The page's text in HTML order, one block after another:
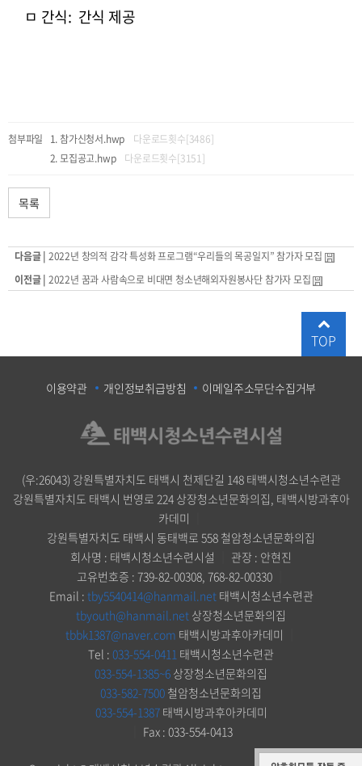
ㅁ 간식: 간식 제공
첨부파일 참가신청서.hwp
다운로드횟수[3486]
모집공고.hwp
다운로드횟수[3151]
목록
다음글 | 2022년 창의적 감각 특성화 프로그램“우리들의 목공일지” 참가자 모집
이전글 | 2022년 꿈과 사람속으로 비대면 청소년해외자원봉사단 참가자 모집
이용약관 개인정보취급방침 이메일주소무단수집거부
(우:26043) 강원특별자치도 태백시 천제단길 148 태백시청소년수련관
강원특별자치도 태백시 번영로 224 상장청소년문화의집, 태백시방과후아
카데미
강원특별자치도 태백시 동태백로 558 철암청소년문화의집
회사명 : 태백시청소년수련시설
관장 : 안현진
고유번호증 : 739-82-00308, 768-82-00330
Email : tby5540414@hanmail.net태백시청소년수련관
tbyouth@hanmail.net 상장청소년문화의집
tbbk1387@naver.com 태백시방과후아카데미
Tel : 033-554-0411 태백시청소년수련관
033-554-1385~6 상장청소년문화의집
033-582-7500 철암청소년문화의집
033-554-1387태백시방과후아카데미
Fax : 033-554-0413
TOP